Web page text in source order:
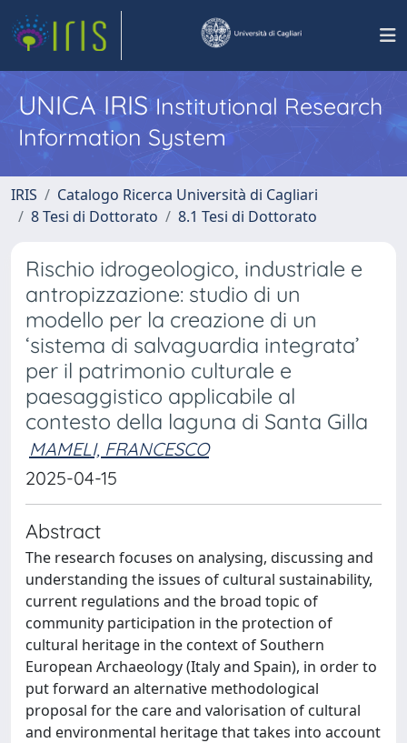
UNICA IRISInstitutional Research
Information System
IRIS
Catalogo Ricerca Università di Cagliari
8 Tesi di Dottorato
8.1 Tesi di Dottorato
Rischio idrogeologico, industriale e
antropizzazione: studio di un
modello per la creazione di un
‘sistema di salvaguardia integrata’
per il patrimonio culturale e
paesaggistico applicabile al
contesto della laguna di Santa Gilla
MAMELI, FRANCESCO
2025-04-15
Abstract
The research focuses on analysing, discussing and
understanding the issues of cultural sustainability,
current regulations and the broad topic of
community participation in the protection of
cultural heritage in the context of Southern
European Archaeology (Italy and Spain), in order to
put forward an alternative methodological
proposal for the care and valorisation of cultural
and environmental heritage that takes into account